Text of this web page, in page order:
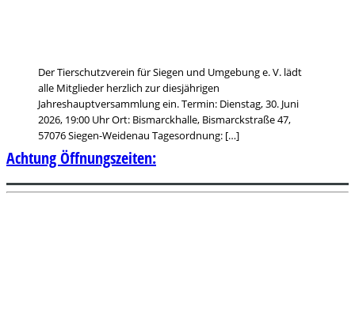
Der Tierschutzverein für Siegen und Umgebung e. V. lädt
alle Mitglieder herzlich zur diesjährigen
Jahreshauptversammlung ein. Termin: Dienstag, 30. Juni
2026, 19:00 Uhr Ort: Bismarckhalle, Bismarckstraße 47,
57076 Siegen-Weidenau Tagesordnung: […]
Achtung Öffnungszeiten: